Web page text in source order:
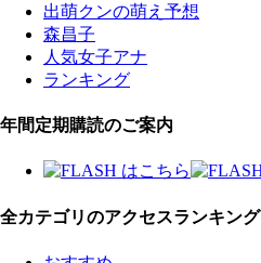
出萌クンの萌え予想
森昌子
人気女子アナ
ランキング
年間定期購読のご案内
全カテゴリのアクセスランキング